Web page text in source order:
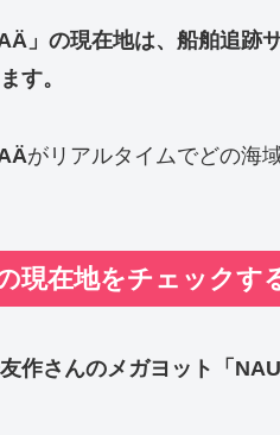
」の現在地は、船舶追跡
す。
がリアルタイムでどの海
現在地をチェックす
作さんのメガヨット「